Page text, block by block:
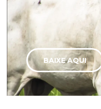
BAIXE AQUI